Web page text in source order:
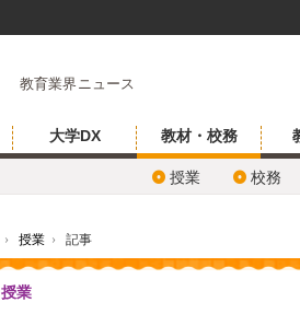
教育業界ニュース
大学DX 教材・校務
授業 校務
› 授業 › 記事
授業